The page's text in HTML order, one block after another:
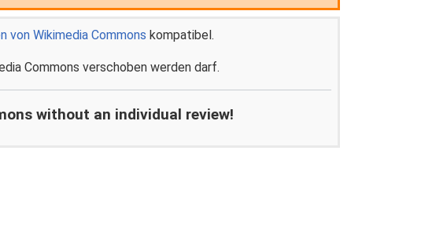
von Wikimedia Commons kompatibel.
Commons verschoben werden darf.
without an individual review!